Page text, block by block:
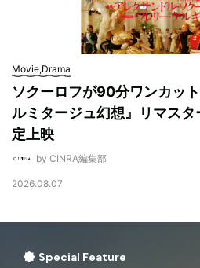
Movie,Drama
ソクーロフが90分ワンカッ
ルミタージュ幻想』リマスタ
定上映
by CINRA編集部
2026.08.07
Special Feature